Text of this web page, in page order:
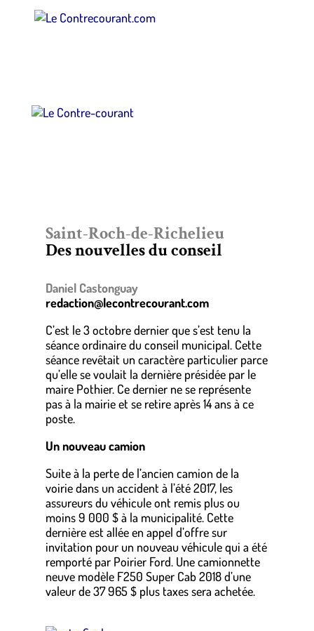
Saint-Roch-de-Richelieu
Des nouvelles du conseil
Daniel Castonguay
redaction@lecontrecourant.com
C’est le 3 octobre dernier que s’est tenu la
séance ordinaire du conseil municipal. Cette
séance revêtait un caractère particulier parce
qu’elle se voulait la dernière présidée par le
maire Pothier. Ce dernier ne se représente
pas à la mairie et se retire après 14 ans à ce
poste.
Un nouveau camion
Suite à la perte de l’ancien camion de la
voirie dans un accident à l’été 2017, les
assureurs du véhicule ont remis plus ou
moins 9 000 $ à la municipalité. Cette
dernière est allée en appel d’offre sur
invitation pour un nouveau véhicule qui a été
remporté par Poirier Ford. Une camionnette
neuve modèle F250 Super Cab 2018 d’une
valeur de 37 965 $ plus taxes sera achetée.